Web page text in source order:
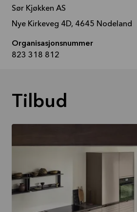
Sør Kjøkken AS
Nye Kirkeveg 4D, 4645 Nodeland
Organisasjonsnummer
823 318 812
Tilbud